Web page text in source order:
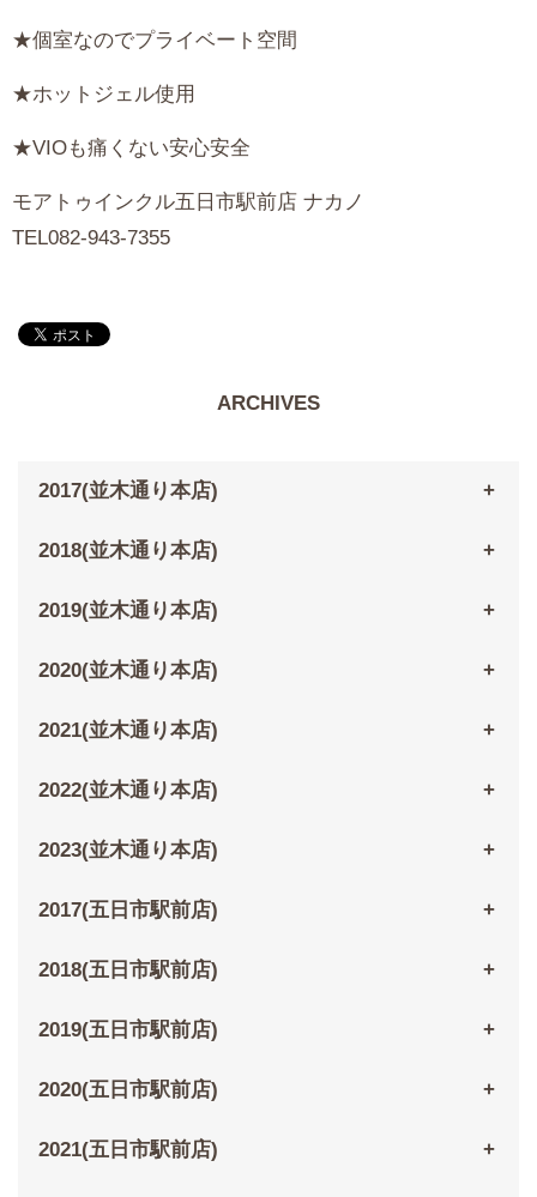
★個室なのでプライベート空間
★ホットジェル使用
★VIOも痛くない安心安全
モアトゥインクル五日市駅前店 ナカノ
TEL082-943-7355
ARCHIVES
2017(並木通り本店)
2018(並木通り本店)
2019(並木通り本店)
2020(並木通り本店)
2021(並木通り本店)
2022(並木通り本店)
2023(並木通り本店)
2017(五日市駅前店)
2018(五日市駅前店)
2019(五日市駅前店)
2020(五日市駅前店)
2021(五日市駅前店)